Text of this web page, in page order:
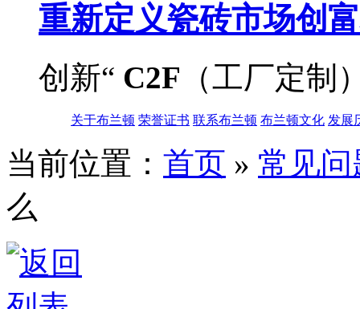
重新定义瓷砖市场创
创新“ C2F （工厂定制
关于布兰顿 荣誉证书 联系布兰顿 布兰顿文化 发展
当前位置： 首页 » 常见问
么